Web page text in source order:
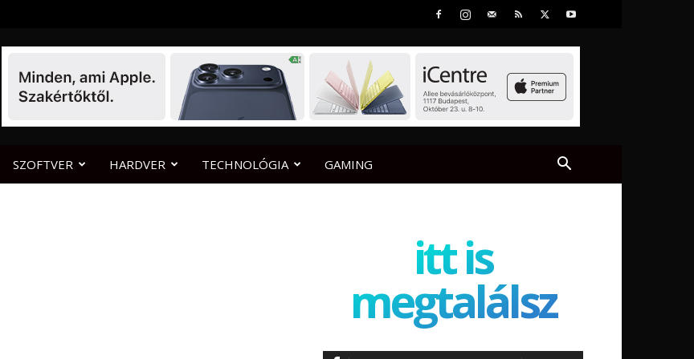
SZOFTVER HARDVER TECHNOLÓGIA GAMING
itt is
megtalálsz